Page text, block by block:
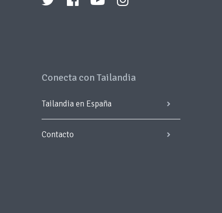
Conecta con Tailandia
Tailandia en España
Contacto